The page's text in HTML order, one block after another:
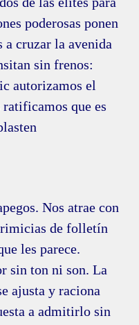
poderosas ponen
a cruzar la avenida
sin frenos:
autorizamos el
que es
Nos atrae con
de folletín
les parece.
sin ton ni son. La
ajusta y raciona
a admitirlo sin